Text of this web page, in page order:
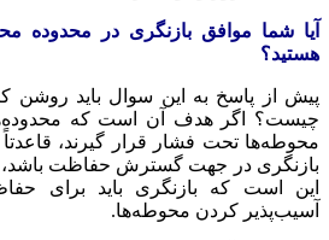
آیا شما موافق بازنگری در محدوده
هستید؟
پیش از پاسخ به این سوال باید روشن
چیست؟ اگر هدف آن است که
محوطه‌ها تحت فشار قرار گیرند،
بازنگری در جهت گسترش حفاظت باشد،
این است که بازنگری باید برای
آسیب‌پذیر کردن محوطه‌ها.